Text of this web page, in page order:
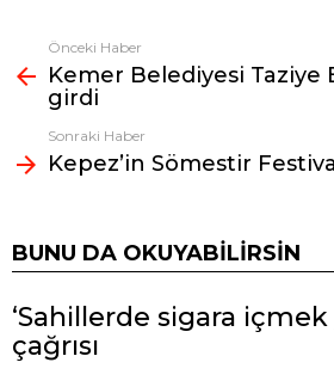
Fazlasına
bak
Önceki Haber
Kemer Belediyesi Taziye
girdi
Sonraki Haber
Kepez’in Sömestir
BUNU DA OKUYABILIRSIN
‘Sahillerde sigara içmek
çağrısı